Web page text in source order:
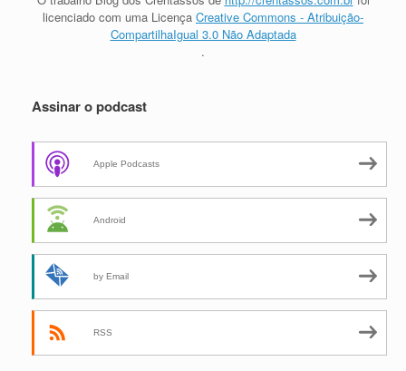
licenciado com uma Licença Creative Commons - Atribuição-
CompartilhaIgual 3.0 Não Adaptada
.
Assinar o podcast
Apple Podcasts
Android
by Email
RSS